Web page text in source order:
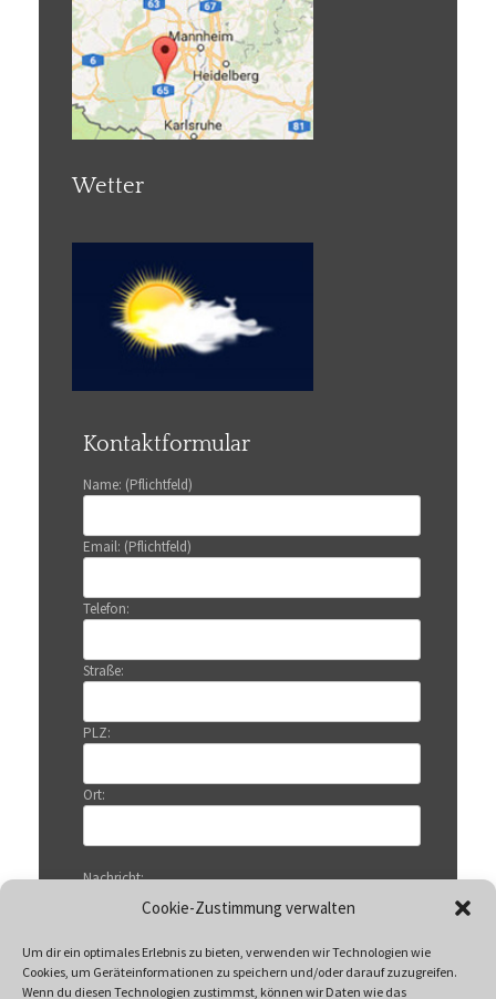
Cookie-Zustimmung verwalten
Um dir ein optimales Erlebnis zu bieten, verwenden wir Technologien wie
Cookies, um Geräteinformationen zu speichern und/oder darauf zuzugreifen.
Wenn du diesen Technologien zustimmst, können wir Daten wie das
Wetter
Kontaktformular
Name: (Pflichtfeld)
Email: (Pflichtfeld)
Telefon:
Straße:
PLZ:
Ort:
Nachricht: